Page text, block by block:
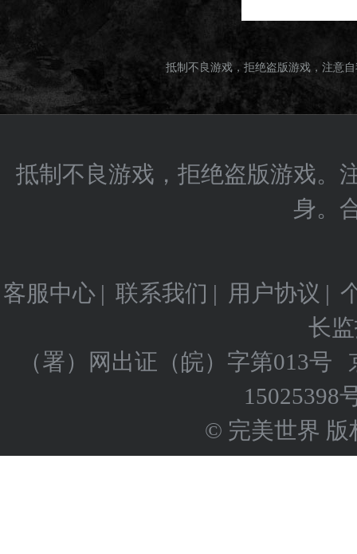
抵制不良游戏，拒绝盗版游戏，注意
抵制不良游戏，拒绝盗版游戏。
身。
客服中心 | 联系我们 | 用户协议 |
长
（署）网出证（皖）字第013号
15025398
© 完美世界 版